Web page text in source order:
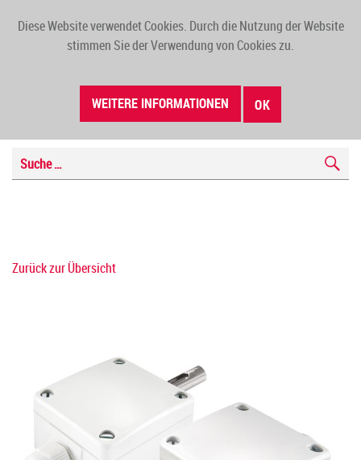
Diese Website verwendet Cookies. Durch die Nutzung der Website
stimmen Sie der Verwendung von Cookies zu.
WEITERE INFORMATIONEN OK
Zurück zur Übersicht